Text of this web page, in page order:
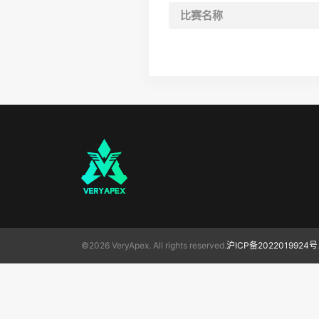
比赛名称
©2026 VeryApex. All rights reserved.沪ICP备2022019924号.